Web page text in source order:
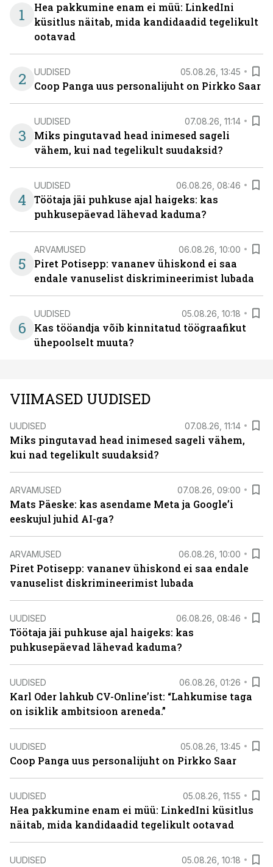
1
Hea pakkumine enam ei müü: LinkedIni
küsitlus näitab, mida kandidaadid tegelikult
ootavad
2 UUDISED 05.08.26, 13:45
Coop Panga uus personalijuht on Pirkko Saar
3
UUDISED 07.08.26, 11:14
Miks pingutavad head inimesed sageli
vähem, kui nad tegelikult suudaksid?
4
UUDISED 06.08.26, 08:46
Töötaja jäi puhkuse ajal haigeks: kas
puhkusepäevad lähevad kaduma?
5
ARVAMUSED 06.08.26, 10:00
Piret Potisepp: vananev ühiskond ei saa
endale vanuselist diskrimineerimist lubada
6
UUDISED 05.08.26, 10:18
Kas tööandja võib kinnitatud töögraafikut
ühepoolselt muuta?
VIIMASED UUDISED
UUDISED 07.08.26, 11:14
Miks pingutavad head inimesed sageli vähem,
kui nad tegelikult suudaksid?
ARVAMUSED 07.08.26, 09:00
Mats Päeske: kas asendame Meta ja Google’i
eeskujul juhid AI-ga?
ARVAMUSED 06.08.26, 10:00
Piret Potisepp: vananev ühiskond ei saa endale
vanuselist diskrimineerimist lubada
UUDISED 06.08.26, 08:46
Töötaja jäi puhkuse ajal haigeks: kas
puhkusepäevad lähevad kaduma?
UUDISED 06.08.26, 01:26
Karl Oder lahkub CV-Online’ist: “Lahkumise taga
on isiklik ambitsioon areneda.”
UUDISED 05.08.26, 13:45
Coop Panga uus personalijuht on Pirkko Saar
UUDISED 05.08.26, 11:55
Hea pakkumine enam ei müü: LinkedIni küsitlus
näitab, mida kandidaadid tegelikult ootavad
UUDISED 05.08.26, 10:18